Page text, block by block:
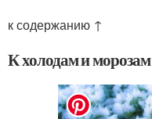
к содержанию ↑
К холодам и морозам